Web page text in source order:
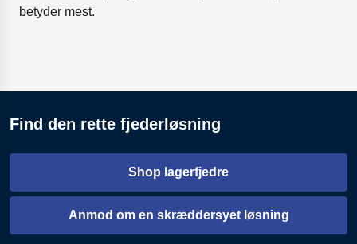
betyder mest.
Find den rette fjederløsning
Shop lagerfjedreÅbnes i en ny fane
Anmod om en skræddersyet løsning